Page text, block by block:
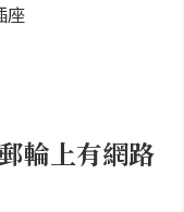
座
輪上有網路